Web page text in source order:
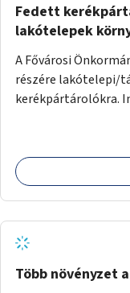
Fedett
lakótelepek
A Fővárosi
részére lakótelepi/
kerékpártárolókra.
Több növényzet